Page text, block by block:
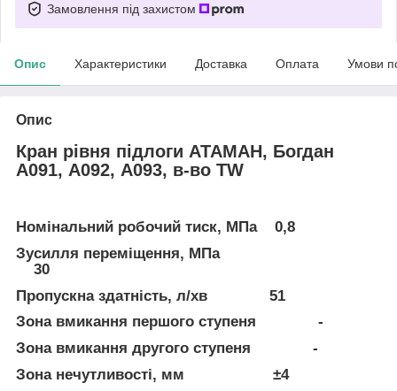
Замовлення під захистом
Опис Характеристики Доставка Оплата Умови
Опис
Кран рівня підлоги АТАМАН, Богдан
А091, А092, А093, в-во TW
Номінальний робочий тиск, МПа 0,8
Зусилля переміщення, МПа
30
Пропускна здатність, л/хв 51
Зона вмикання першого ступеня -
Зона вмикання другого ступеня -
Зона нечутливості, мм ±4